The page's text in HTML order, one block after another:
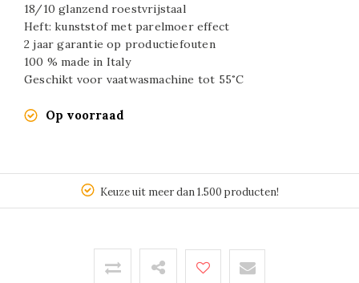
18/10 glanzend roestvrijstaal
Heft: kunststof met parelmoer effect
2 jaar garantie op productiefouten
100 % made in Italy
Geschikt voor vaatwasmachine tot 55˚C
Op voorraad
Keuze uit meer dan 1.500 producten!